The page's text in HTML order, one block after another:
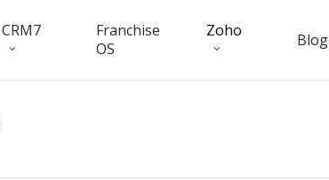
CRM7
Franchise
OS
Zoho Blog